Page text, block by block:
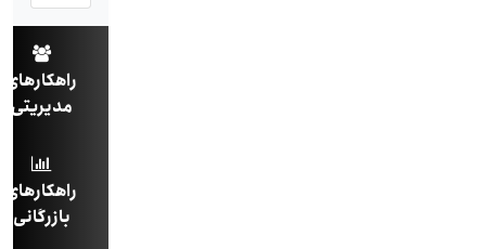
راهکارهای
مدیریتی
راهکارهای
بازرگانی